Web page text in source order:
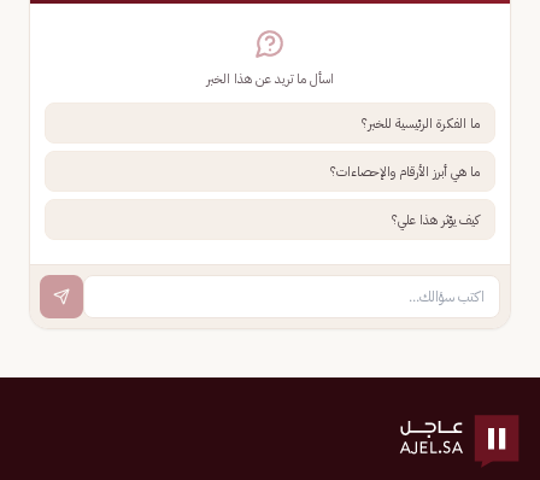
اسأل ما تريد عن هذا الخبر
ما الفكرة الرئيسية للخبر؟
ما هي أبرز الأرقام والإحصاءات؟
كيف يؤثر هذا علي؟